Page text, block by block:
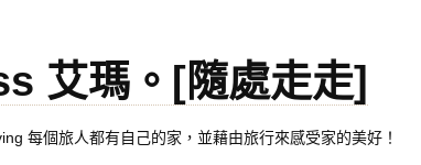
艾瑪。[隨處走走]
每個旅人都有自己的家，並藉由旅行來感受家的美好！